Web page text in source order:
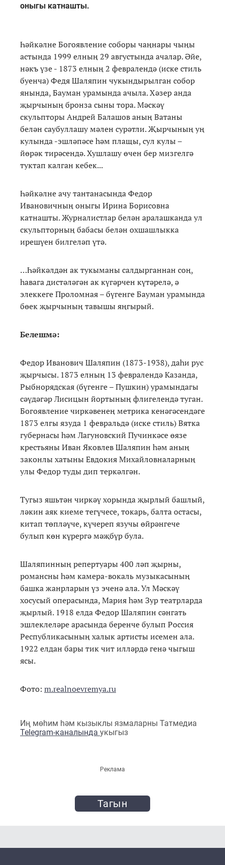
оныгы катнашты.
Һәйкәлне Богоявление соборы чаңнары чыңы
астында 1999 елның 29 августында ачалар. Әйе,
нәкъ үзе - 1873 елның 2 февралендә (иске стиль
буенча) Федя Шаляпин чукындырылган собор
янында, Бауман урамында ачыла. Хәзер анда
җырчының бронза сыны тора. Мәскәү
скульпторы Андрей Балашов аның Ватаны
белән саубуллашу мәлен сурәтли. Җырчының уң
кулында -эшләпәсе һәм плащы, сул кулы –
йөрәк тирәсендә. Хушлашу өчен бер мизгелгә
туктап калган кебек...
Һәйкәлне ачу тантанасында Федор
Ивановичның оныгы Ирина Борисовна
катнашты. Журналистлар белән аралашканда ул
скульпторның бабасы белән охшашлыкка
ирешүен билгеләп үтә.
…Һәйкәлдән ак тукыманы салдырганнан соң,
һавага дистәләгән ак күгәрчен күтәрелә, ә
элеккеге Проломная – бүгенге Бауман урамында
бөек җырчының тавышы яңгырый.
Белешмә:
Федор Иванович Шаляпин (1873-1938), даһи рус
җырчысы. 1873 елның 13 февралендә Казанда,
Рыбнорядская (бүгенге – Пушкин) урамындагы
сәүдәгәр Лисицын йортының флигелендә туган.
Богоявление чиркәвенең метрика кенәгәсендәге
1873 елгы язуда 1 февральдә (иске стиль) Вятка
губернасы һәм Лагуновский Пучинкәсе өязе
крестьяны Иван Яковлев Шаляпин һәм аның
законлы хатыны Евдокия Михайловналарның
улы Федор туды дип теркәлгән.
Тугыз яшьтән чиркәү хорында җырлый башлый,
ләкин аяк киеме тегүчесе, токарь, балта остасы,
китап төпләүче, күчереп язучы өйрәнгече
булып көн күрергә мәҗбүр була.
Шаляпинның репертуары 400 ләп җырны,
романсны һәм камера-вокаль музыкасының
башка жанрларын үз эченә ала. Ул Мәскәү
хосусый операсында, Мария һәм Зур театрларда
җырлый. 1918 елда Федор Шаляпин сәнгать
эшлеклеләре арасында беренче булып Россия
Республикасының халык артисты исемен ала.
1922 елдан бары тик чит илләрдә генә чыгыш
ясы.
Фото: m.realnoevremya.ru
Иң мөһим һәм кызыклы язмаларны Татмедиа
Telegram-каналында укыгыз
Реклама
Тагын